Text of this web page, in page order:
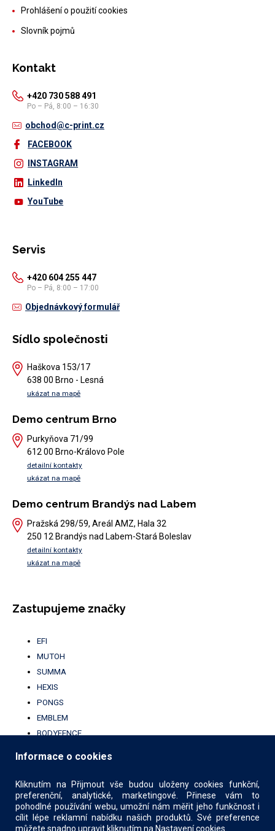
Prohlášení o použití cookies
Slovník pojmů
Kontakt
+420 730 588 491
Po – Pá, 8:00 – 16:30
obchod@c-print.cz
FACEBOOK
INSTAGRAM
LinkedIn
YouTube
Servis
+420 604 255 447
Po – Pá, 8:00 – 17:00
Objednávkový formulář
Sídlo společnosti
Haškova 153/17
638 00 Brno - Lesná
ukázat na mapě
Demo centrum Brno
Purkyňova 71/99
612 00 Brno-Královo Pole
detailní kontakty
ukázat na mapě
Demo centrum Brandýs nad Labem
Pražská 298/59, Areál AMZ, Hala 32
250 12 Brandýs nad Labem-Stará Boleslav
detailní kontakty
ukázat na mapě
Zastupujeme značky
EFI
MUTOH
SUMMA
HEXIS
PONGS
EMBLEM
BODYFENCE
KALA
Informace o cookies
Kliknutím na Přijmout vše budou uloženy cookies funkční,
preferenční, analytické, marketingové. Přinese vám to
pohodlné používání webu, umožní nám měřit jeho funkčnost i
cílit lépe reklamní nabídku našich produktů. Své preference
můžete snadno upravit kliknutím na Nastavení cookies.